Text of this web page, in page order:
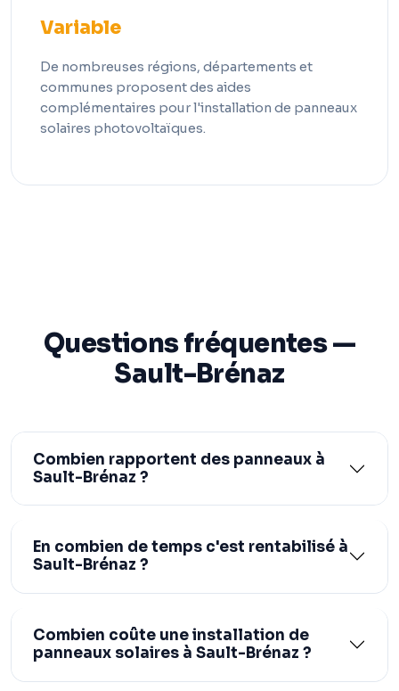
Variable
De nombreuses régions, départements et
communes proposent des aides
complémentaires pour l'installation de panneaux
solaires photovoltaïques.
Questions fréquentes —
Sault-Brénaz
Combien rapportent des panneaux à
Sault-Brénaz ?
En combien de temps c'est rentabilisé à
Sault-Brénaz ?
Combien coûte une installation de
panneaux solaires à Sault-Brénaz ?